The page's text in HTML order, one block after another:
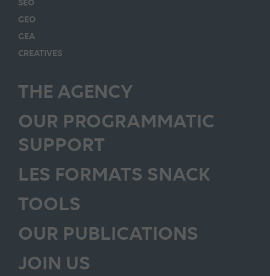
SEO
GEO
GEA
CREATIVES
THE AGENCY
OUR PROGRAMMATIC
SUPPORT
LES FORMATS SNACK
TOOLS
OUR PUBLICATIONS
JOIN US